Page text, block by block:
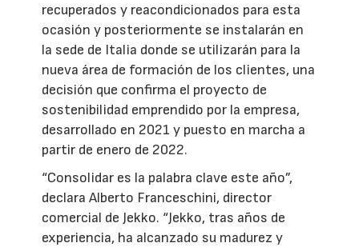
recuperados y reacondicionados para esta
ocasión y posteriormente se instalarán en
la sede de Italia donde se utilizarán para la
nueva área de formación de los clientes, una
decisión que confirma el proyecto de
sostenibilidad emprendido por la empresa,
desarrollado en 2021 y puesto en marcha a
partir de enero de 2022.
“Consolidar es la palabra clave este año”,
declara Alberto Franceschini, director
comercial de Jekko. “Jekko, tras años de
experiencia, ha alcanzado su madurez y